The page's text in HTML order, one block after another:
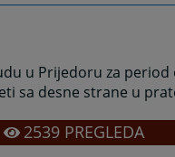
u Prijedoru za period
sa desne strane u
2539PREGLEDA